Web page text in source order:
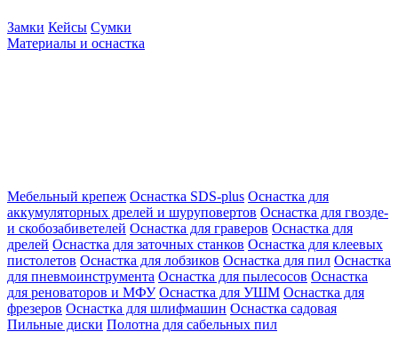
Замки Кейсы Сумки
Материалы и оснастка
Мебельный крепеж Оснастка SDS-plus Оснастка для
аккумуляторных дрелей и шуруповертов Оснастка для гвозде-
и скобозабиветелей Оснастка для граверов Оснастка для
дрелей Оснастка для заточных станков Оснастка для клеевых
пистолетов Оснастка для лобзиков Оснастка для пил Оснастка
для пневмоинструмента Оснастка для пылесосов Оснастка
для реноваторов и МФУ Оснастка для УШМ Оснастка для
фрезеров Оснастка для шлифмашин Оснастка садовая
Пильные диски Полотна для сабельных пил